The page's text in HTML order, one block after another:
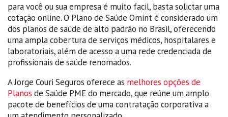
para você ou sua empresa é muito facil, basta solictar uma
cotação online. O Plano de Saúde Omint é considerado um
dos planos de saúde de alto padrão no Brasil, oferecendo
uma ampla cobertura de serviços médicos, hospitalares e
laboratoriais, além de acesso a uma rede credenciada de
profissionais de saúde renomados.
A Jorge Couri Seguros oferece as melhores opções de
Planos de Saúde PME do mercado, que reúne um amplo
pacote de benefícios de uma contratação corporativa a